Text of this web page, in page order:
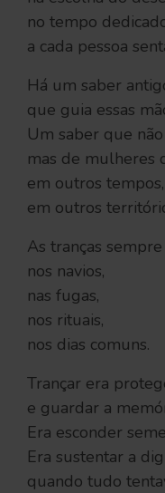
no tempo
a cada pessoa
Há um saber
que guia essas
Um saber que
mas de mulheres
em outros tempos,
em outros
As tranças
nos navios,
nas fugas,
nos rituais,
nos dias comuns.
Trançar era
e guardar a
Era esconder
Era sustentar a
quando tudo